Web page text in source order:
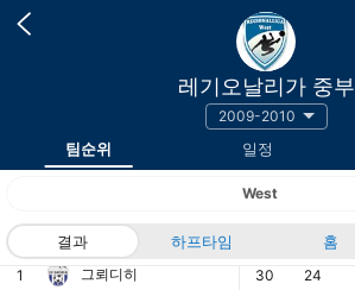
레기오날리가 중부
2009-2010
팀순위 일정
West
결과 하프타임 홈
랭킹 팀
1 그뢰디히 30 24